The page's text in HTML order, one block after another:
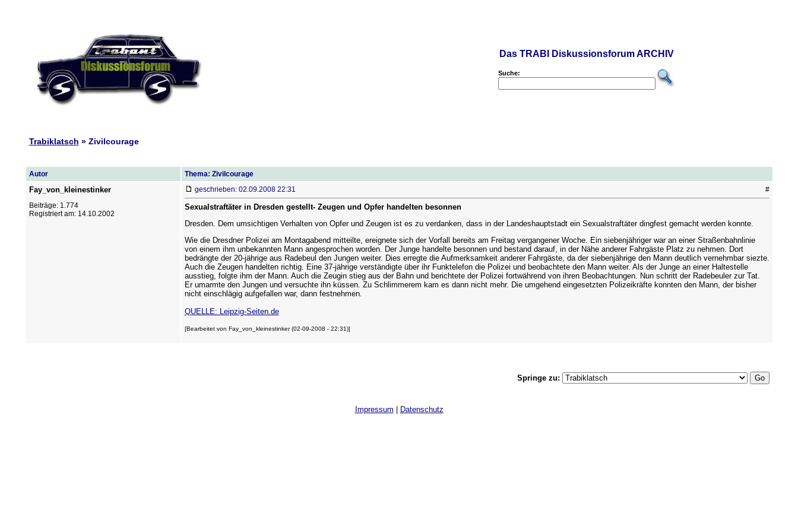
Das TRABI Diskussionsforum ARCHIV
Suche:
Trabiklatsch » Zivilcourage
Autor Thema: Zivilcourage
Fay_von_kleinestinker
Beiträge: 1.774
Registriert am: 14.10.2002
geschrieben: 02.09.2008 22:31 #
Sexualstraftäter in Dresden gestellt- Zeugen und Opfer handelten besonnen
Dresden. Dem umsichtigen Verhalten von Opfer und Zeugen ist es zu verdanken, dass in der Landeshauptstadt ein Sexualstraftäter dingfest gemacht werden konnte.
Wie die Dresdner Polizei am Montagabend mitteilte, ereignete sich der Vorfall bereits am Freitag vergangener Woche. Ein siebenjähriger war an einer Straßenbahnlinie
von einem ihm unbekannten Mann angesprochen worden. Der Junge handelte besonnen und bestand darauf, in der Nähe anderer Fahrgäste Platz zu nehmen. Dort
bedrängte der 20-jährige aus Radebeul den Jungen weiter. Dies erregte die Aufmerksamkeit anderer Fahrgäste, da der siebenjährige den Mann deutlich vernehmbar siezte.
Auch die Zeugen handelten richtig. Eine 37-jährige verständigte über ihr Funktelefon die Polizei und beobachtete den Mann weiter. Als der Junge an einer Haltestelle
ausstieg, folgte ihm der Mann. Auch die Zeugin stieg aus der Bahn und berichtete der Polizei fortwährend von ihren Beobachtungen. Nun schritt der Radebeuler zur Tat.
Er umarmte den Jungen und versuchte ihn küssen. Zu Schlimmerem kam es dann nicht mehr. Die umgehend eingesetzten Polizeikräfte konnten den Mann, der bisher
nicht einschlägig aufgefallen war, dann festnehmen.
QUELLE: Leipzig-Seiten.de
[Bearbeitet von Fay_von_kleinestinker (02-09-2008 - 22:31)]
Springe zu:
Impressum Datenschutz